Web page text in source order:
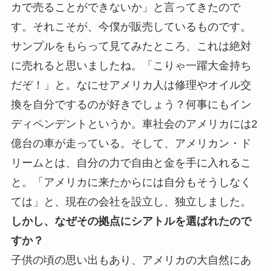
カで売ることができないか」と言ってきたので
す。それこそが、今僕が販売しているものです。
サンプルをもらって見てみたところ、これは絶対
に売れると思いましたね。「こりゃ一躍大金持ち
だぞ！」と。なにせアメリカ人は修理やオイル交
換を自分でするのが好きでしょう？何事にもイン
ディペンデントというか。車社会のアメリカには2
億台の車が走っている。そして、アメリカン・ド
リームとは、自分の力で自由と金を手に入れるこ
と。「アメリカに来たからには自分もそうしなく
ては」と、現在の会社を設立し、独立しました。
しかし、なぜその拠点にシアトルを選ばれたので
すか？
子供の頃の思い出もあり、アメリカの大自然にあ